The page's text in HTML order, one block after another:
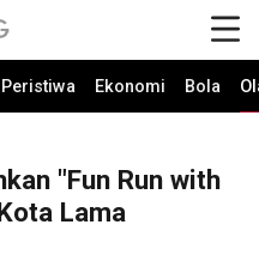
Peristiwa Ekonomi Bola
"Fun Run with
Lama